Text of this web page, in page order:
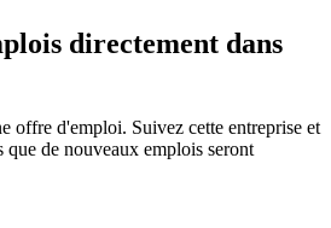
directement dans
offre d'emploi. Suivez cette entreprise et
que de nouveaux emplois seront